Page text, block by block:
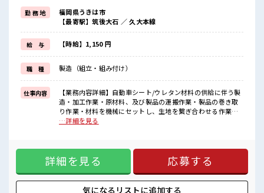
明るすぎたり奇抜でなければ基本的に自由！
(規定有)≪ラクラク制服アリ≫
制服があるので、
毎日の服装の悩み解消♪
≪未経験の方も大カンゲイ≫
新しいことにチャレンジするのは不安だけど、
しっかり働く環境が整っています！
イチからスキルUP・ステップUP目指していきましょう！
≪自分に合った期間で働ける≫
福利厚生が整った派遣のお仕事です！
■職場の雰囲気
少人数ですぐに馴染むことができそう♪
髪型自由な職場！
休憩室で自分タイム！
のんびりスマホチェック♪
勤 務 地
福岡県うきは市
【最寄駅】筑後大石 ／ 久大本線
給 与 【時給】1,150 円
職 種 製造（組立・組み付け）
仕事内容
【業務内容詳細】自動車シート/ウレタン材料の供給に伴う製
造・加工作業・原材料、及び製品の運搬作業・製品の巻き取
り作業・材料を機械にセットし、生地を繋ぎ合わせる作業
【取扱製品情報】自動車シート ■お仕事PR ≪稼ぎたい人向け
たり奇抜でなければ基本的に自由！ (規定有)≪ラクラク制服
アリ≫ 制服があるので、 毎日の服装の悩み解消♪ ≪未経験の
方も大カンゲイ≫ 新しいことにチャレンジするのは不安だけ
ど、 しっかり働く環境が整っています！ イチからスキルUP・
ステップUP目指していきましょう！ ≪自分に合った期間で働
…詳細を見る
詳細を見る 応募する
気になるリストに追加する